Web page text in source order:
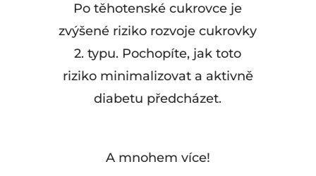
Po těhotenské cukrovce je
zvýšené riziko rozvoje cukrovky
2. typu. Pochopíte, jak toto
riziko minimalizovat a aktivně
diabetu předcházet.
A mnohem více!